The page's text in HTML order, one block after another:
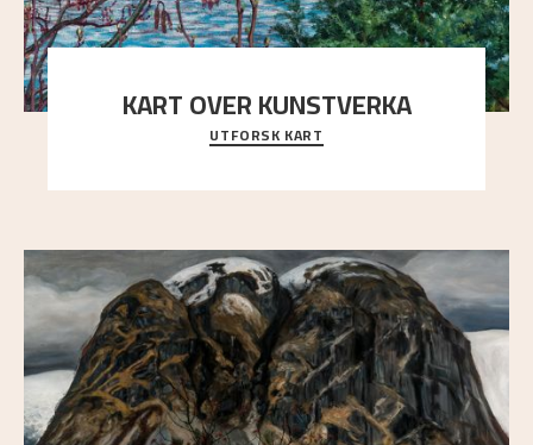
KART OVER KUNSTVERKA
Utforsk stedene og utsiktene i Astrups malerier
UTFORSK KART